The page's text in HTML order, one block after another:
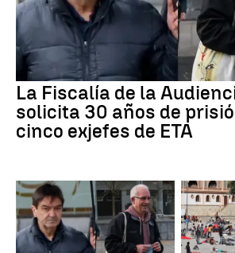
La Fiscalía de la
solicita 30 años de
cinco exjefes de ETA